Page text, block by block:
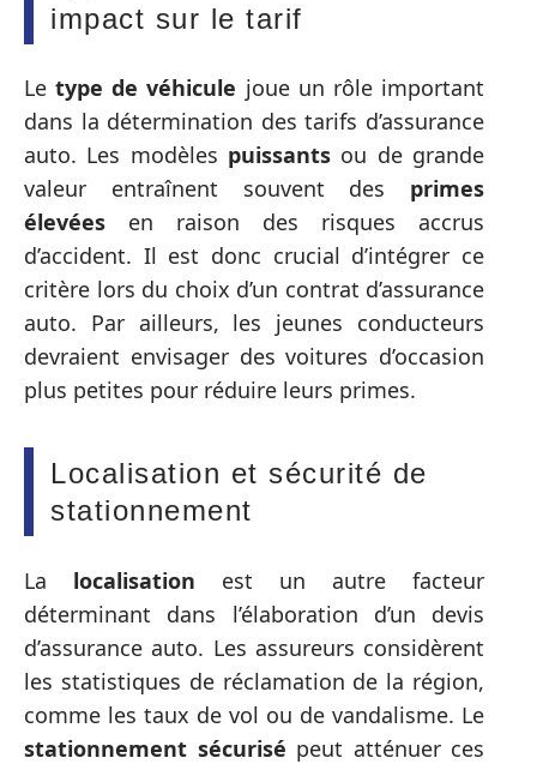
impact sur le tarif
Letype de véhicule joue un rôle important
dans la détermination des tarifs d’assurance
auto. Les modèles puissants ou de grande
valeur entraînent souvent des primes
élevées en raison des risques accrus
d’accident. Il est donc crucial d’intégrer ce
critère lors du choix d’un contrat d’assurance
auto. Par ailleurs, les jeunes conducteurs
devraient envisager des voitures d’occasion
plus petites pour réduire leurs primes.
Localisation et sécurité de
stationnement
La localisation est un autre facteur
déterminant dans l’élaboration d’un devis
d’assurance auto. Les assureurs considèrent
les statistiques de réclamation de la région,
comme les taux de vol ou de vandalisme. Le
stationnement sécurisé peut atténuer ces